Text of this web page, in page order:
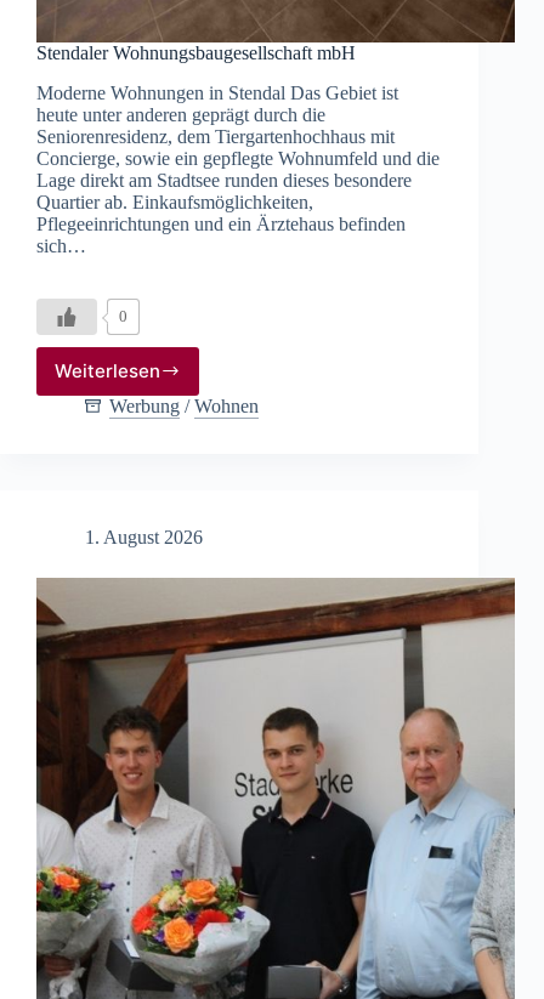
Stendaler Wohnungsbaugesellschaft mbH
Moderne Wohnungen in Stendal Das Gebiet ist
heute unter anderen geprägt durch die
Seniorenresidenz, dem Tiergartenhochhaus mit
Concierge, sowie ein gepflegte Wohnumfeld und die
Lage direkt am Stadtsee runden dieses besondere
Quartier ab. Einkaufsmöglichkeiten,
Pflegeeinrichtungen und ein Ärztehaus befinden
sich…
0
Weiterlesen
Stendaler
Wohnungsbaugesellschaft
Werbung /Wohnen
1. August 2026